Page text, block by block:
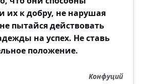
их к добру, не нарушая
пытайся действовать
на успех. Не ставь
положение.
Конфуций